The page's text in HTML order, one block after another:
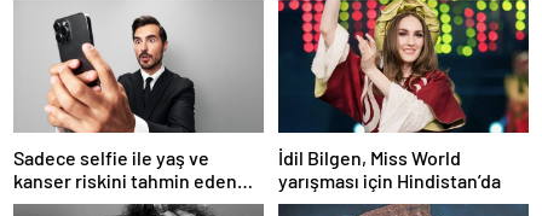
Sadece selfie ile yaş ve
kanser riskini tahmin eden
yapay zeka keşfedildi
İdil Bilgen, Miss World
yarışması için Hindistan’da